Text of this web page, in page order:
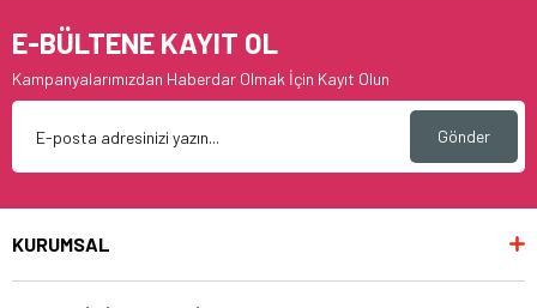
E-BÜLTENE KAYIT OL
Kampanyalarımızdan Haberdar Olmak İçin Kayıt Olun
Gönder
KURUMSAL